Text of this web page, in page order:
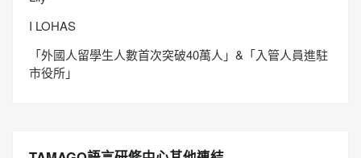
I LOHAS
「外國人留學生人數首次突破40萬人」&「入管人員進駐
市役所」